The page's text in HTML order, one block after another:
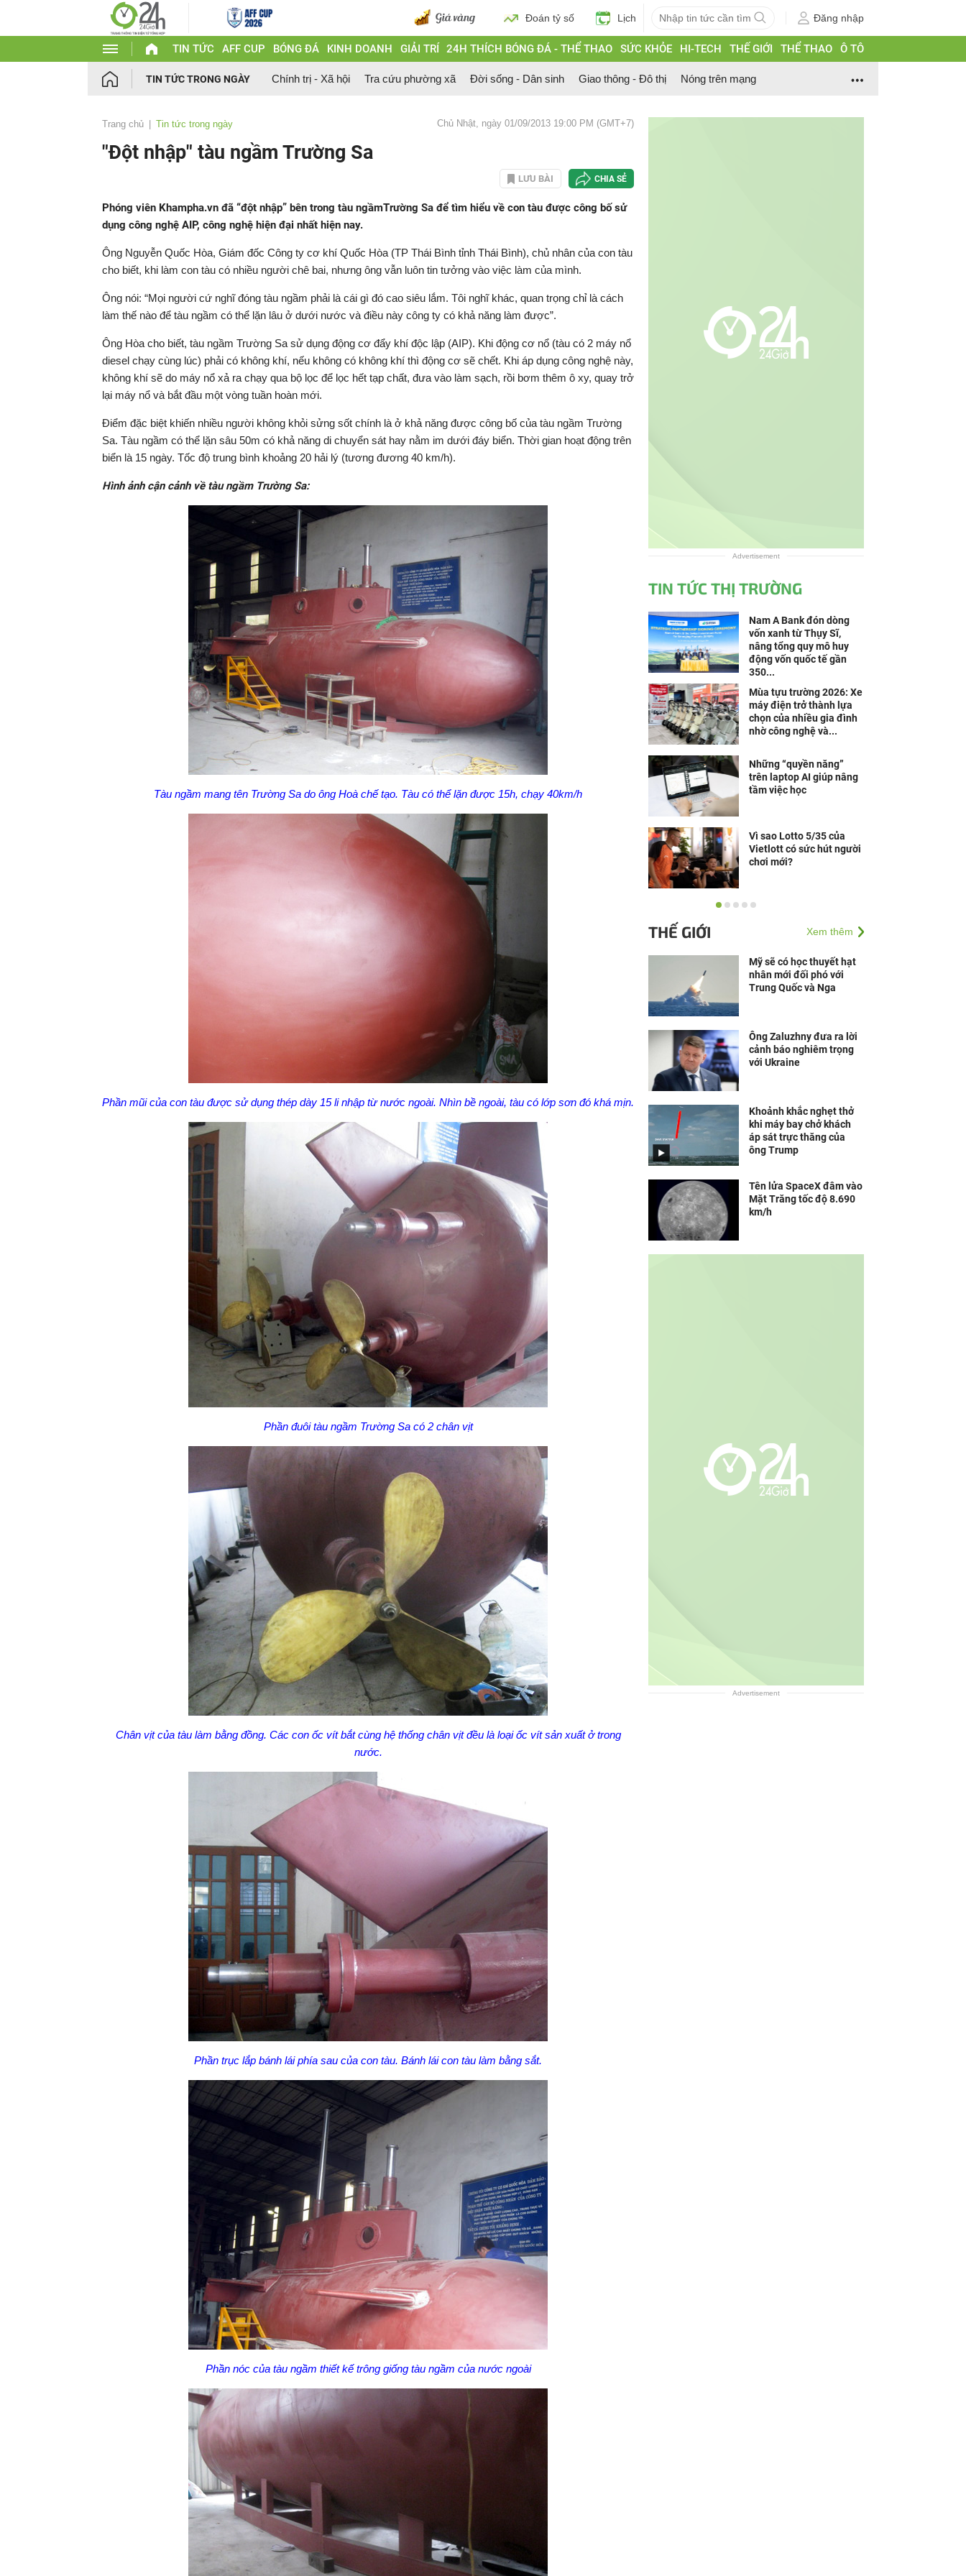
Đoán tỷ số Lịch Đăng nhập
TIN TỨC AFF CUP BÓNG ĐÁ KINH DOANH GIẢI TRÍ 24H THÍCH BÓNG ĐÁ - THỂ THAO SỨC KHỎE HI-TECH THẾ GIỚI THỂ THAO Ô TÔ
TIN TỨC TRONG NGÀY Chính trị - Xã hội Tra cứu phường xã Đời sống - Dân sinh Giao thông - Đô thị Nóng trên mạng
Trang chủ Tin tức trong ngày Chủ Nhật, ngày 01/09/2013 19:00 PM (GMT+7)
"Đột nhập" tàu ngầm Trường Sa
LƯU BÀI CHIA SẺ
Phóng viên Khampha.vn đã “đột nhập” bên trong tàu ngầmTrường Sa để tìm hiểu về con tàu được công bố sử
dụng công nghệ AIP, công nghệ hiện đại nhất hiện nay.
Ông Nguyễn Quốc Hòa, Giám đốc Công ty cơ khí Quốc Hòa (TP Thái Bình tỉnh Thái Bình), chủ nhân của con tàu
cho biết, khi làm con tàu có nhiều người chê bai, nhưng ông vẫn luôn tin tưởng vào việc làm của mình.
Ông nói: “Mọi người cứ nghĩ đóng tàu ngầm phải là cái gì đó cao siêu lắm. Tôi nghĩ khác, quan trọng chỉ là cách
làm thế nào để tàu ngầm có thể lặn lâu ở dưới nước và điều này công ty có khả năng làm được”.
Ông Hòa cho biết, tàu ngầm Trường Sa sử dụng động cơ đẩy khí độc lập (AIP). Khi động cơ nổ (tàu có 2 máy nổ
diesel chạy cùng lúc) phải có không khí, nếu không có không khí thì động cơ sẽ chết. Khi áp dụng công nghệ này,
không khí sẽ do máy nổ xả ra chạy qua bộ lọc để lọc hết tạp chất, đưa vào làm sạch, rồi bơm thêm ô xy, quay trở
lại máy nổ và bắt đầu một vòng tuần hoàn mới.
Điểm đặc biệt khiến nhiều người không khỏi sửng sốt chính là ở khả năng được công bố của tàu ngầm Trường
Sa. Tàu ngầm có thể lặn sâu 50m có khả năng di chuyển sát hay nằm im dưới đáy biển. Thời gian hoạt động trên
biển là 15 ngày. Tốc độ trung bình khoảng 20 hải lý (tương đương 40 km/h).
Hình ảnh cận cảnh về tàu ngầm Trường Sa:
Tàu ngầm mang tên Trường Sa do ông Hoà chế tạo. Tàu có thể lặn được 15h, chạy 40km/h
Phần mũi của con tàu được sử dụng thép dày 15 li nhập từ nước ngoài. Nhìn bề ngoài, tàu có lớp sơn đó khá mịn.
Phần đuôi tàu ngầm Trường Sa có 2 chân vịt
Chân vịt của tàu làm bằng đồng. Các con ốc vít bắt cùng hệ thống chân vịt đều là loại ốc vít sản xuất ở trong
nước.
Phần trục lắp bánh lái phía sau của con tàu. Bánh lái con tàu làm bằng sắt.
Phần nóc của tàu ngầm thiết kế trông giống tàu ngầm của nước ngoài
Advertisement
TIN TỨC THỊ TRƯỜNG
Nam A Bank đón dòng
vốn xanh từ Thụy Sĩ,
nâng tổng quy mô huy
động vốn quốc tế gần
350...
Mùa tựu trường 2026: Xe
máy điện trở thành lựa
chọn của nhiều gia đình
nhờ công nghệ và...
Những “quyền năng”
trên laptop AI giúp nâng
tầm việc học
Vì sao Lotto 5/35 của
Vietlott có sức hút người
chơi mới?
Trung tâm Y khoa
nghĩa cử đẹp vì cộng
THẾ GIỚI Xem thêm
Mỹ sẽ có học thuyết hạt
nhân mới đối phó với
Trung Quốc và Nga
Ông Zaluzhny đưa ra lời
cảnh báo nghiêm trọng
với Ukraine
Khoảnh khắc nghẹt thở
khi máy bay chở khách
áp sát trực thăng của
ông Trump
Tên lửa SpaceX đâm vào
Mặt Trăng tốc độ 8.690
km/h
Advertisement